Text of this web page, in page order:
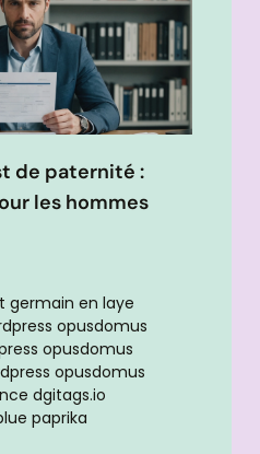
de paternité :
les hommes
germain en laye
opusdomus
opusdomus
opusdomus
dgitags.io
paprika